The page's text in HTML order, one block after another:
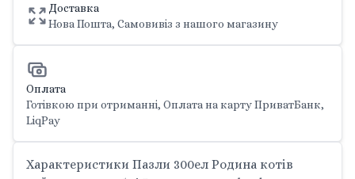
Доставка
Нова Пошта, Самовивіз з нашого магазину
Оплата
Готівкою при отриманні, Оплата на карту ПриватБанк,
LiqPay
Характеристики Пазли 300ел Родина котів